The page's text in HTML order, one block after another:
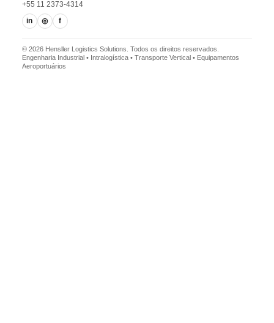
+55 11 2373-4314
in ◎ f
© 2026 Hensller Logistics Solutions. Todos os direitos reservados.
Engenharia Industrial • Intralogística • Transporte Vertical • Equipamentos
Aeroportuários